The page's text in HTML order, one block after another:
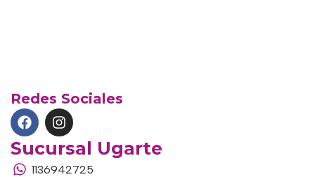
Redes Sociales
Sucursal Ugarte
1136942725